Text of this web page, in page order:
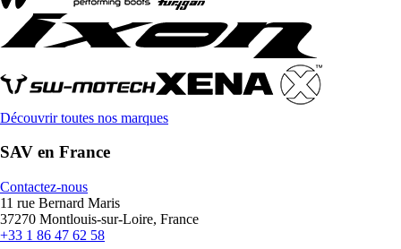
Découvrir toutes nos marques
SAV en France
Contactez-nous
11 rue Bernard Maris
37270 Montlouis-sur-Loire, France
+33 1 86 47 62 58